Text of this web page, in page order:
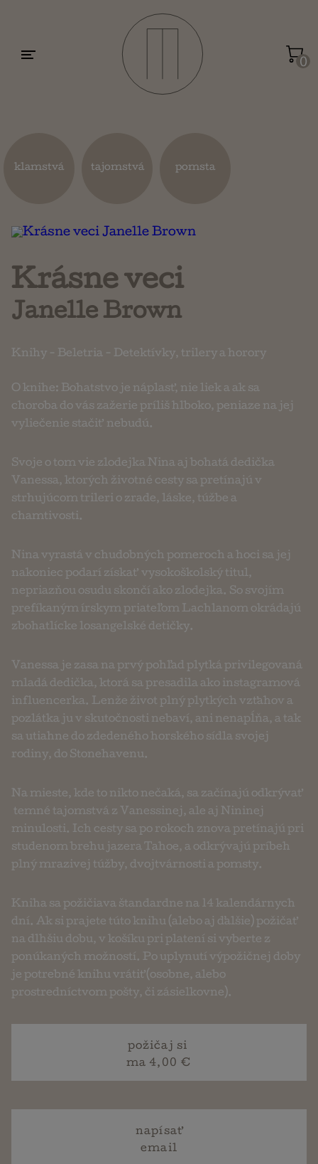
0
klamstvá tajomstvá pomsta
Krásne veci
Janelle Brown
Knihy - Beletria - Detektívky, trilery a horory
O knihe: Bohatstvo je náplasť, nie liek a ak sa
choroba do vás zažerie príliš hlboko, peniaze na jej
vyliečenie stačiť nebudú.
Svoje o tom vie zlodejka Nina aj bohatá dedička
Vanessa, ktorých životné cesty sa pretínajú v
strhujúcom trileri o zrade, láske, túžbe a
chamtivosti.
Nina vyrastá v chudobných pomeroch a hoci sa jej
nakoniec podarí získať vysokoškolský titul,
nepriazňou osudu skončí ako zlodejka. So svojím
prefíkaným írskym priateľom Lachlanom okrádajú
zbohatlícke losangelské detičky.
Vanessa je zasa na prvý pohľad plytká privilegovaná
mladá dedička, ktorá sa presadila ako instagramová
influencerka. Lenže život plný plytkých vzťahov a
pozlátka ju v skutočnosti nebaví, ani nenapĺňa, a tak
sa utiahne do zdedeného horského sídla svojej
rodiny, do Stonehavenu.
Na mieste, kde to nikto nečaká, sa začínajú odkrývať
temné tajomstvá z Vanessinej, ale aj Nininej
minulosti. Ich cesty sa po rokoch znova pretínajú pri
studenom brehu jazera Tahoe, a odkrývajú príbeh
plný mrazivej túžby, dvojtvárnosti a pomsty.
Kniha sa požičiava štandardne na 14 kalendárnych
dní. Ak si prajete túto knihu (alebo aj ďalšie) požičať
na dlhšiu dobu, v košíku pri platení si vyberte z
ponúkaných možností. Po uplynutí výpožičnej doby
je potrebné knihu vrátiť (osobne, alebo
prostredníctvom pošty, či zásielkovne).
požičaj si
ma 4,00 €
napísať
email